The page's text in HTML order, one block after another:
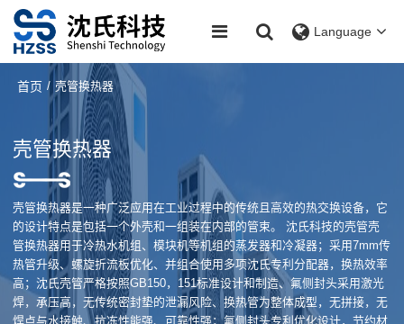
Language
首页 / 壳管换热器
壳管换热器
壳管换热器是一种广泛应用在工业过程中的传统且高效的热交换设备，它
的设计特点是包括一个外壳和一组装在内部的管束。 沈氏科技的壳管壳
管换热器用于冷热水机组、模块机等机组的蒸发器和冷凝器；采用7mm传
热管升级、螺旋折流板优化、并组合使用多项沈氏专利分配器，换热效率
高；沈氏壳管严格按照GB150，151标准设计和制造、氟侧封头采用激光
焊，承压高，无传统密封垫的泄漏风险、换热管为整体成型，无拼接，无
焊点与水接触、抗冻性能强、可靠性强；氟侧封头专利优化设计，节约材